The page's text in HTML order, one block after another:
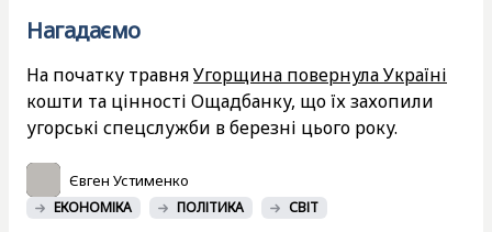
Нагадаємо
На початку травняУгорщина повернула Україні
кошти та цінності Ощадбанку, що їх захопили
угорські спецслужби в березні цього року.
Євген Устименко
ЕКОНОМІКА ПОЛІТИКА СВІТ